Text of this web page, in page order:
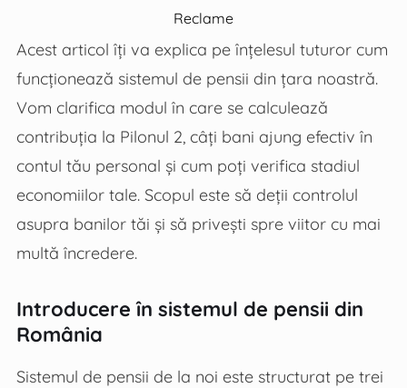
Reclame
Acest articol îți va explica pe înțelesul tuturor cum
funcționează sistemul de pensii din țara noastră.
Vom clarifica modul în care se calculează
contribuția la Pilonul 2, câți bani ajung efectiv în
contul tău personal și cum poți verifica stadiul
economiilor tale. Scopul este să deții controlul
asupra banilor tăi și să privești spre viitor cu mai
multă încredere.
Introducere în sistemul de pensii din
România
Sistemul de pensii de la noi este structurat pe trei